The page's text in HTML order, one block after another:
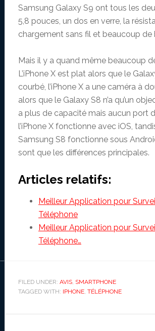
Samsung Galaxy S9 ont tous les
5,8 pouces, un dos en verre, la
chargement sans fil et beaucoup de
Mais il y a quand même beaucoup
L’iPhone X est plat alors que le
courbé, l’iPhone X a une caméra à
alors que le Galaxy S8 n’a qu’un
a plus de capacité mais aucun port
l’iPhone X fonctionne avec iOS,
Samsung S8 fonctionne sous
sont que les différences principales.
Articles relatifs:
Meilleur Application pour
Téléphone
Meilleur Application pour
Téléphone…
FILED UNDER: AVIS, SMARTPHONE
TAGGED WITH: IPHONE, TÉLÉPHONE